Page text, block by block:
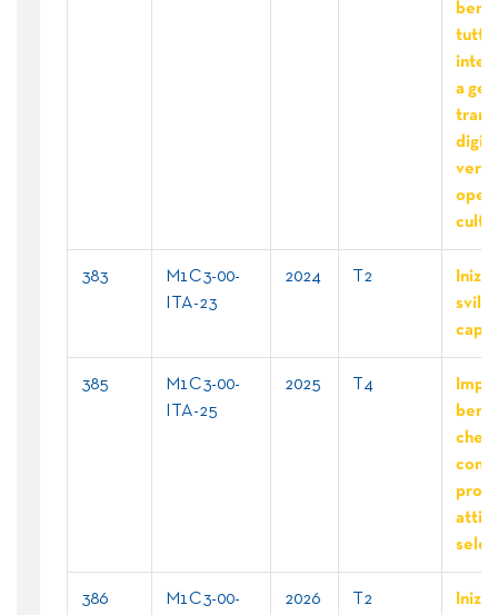
tutti
a
383
M1C3-00-
ITA-23
2024 T2
385
M1C3-00-
ITA-25
2025 T4
che
386
M1C3-00-
2026 T2